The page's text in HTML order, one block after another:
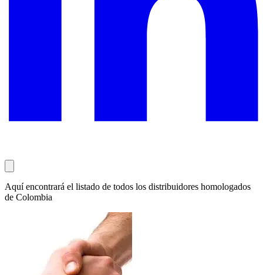
Aquí encontrará el listado de todos los distribuidores homologados
de Colombia